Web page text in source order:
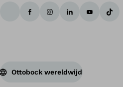
Ottobock wereldwijd